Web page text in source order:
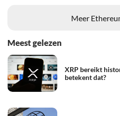
Meer
Meest gelezen
XRP bereikt
betekent dat?